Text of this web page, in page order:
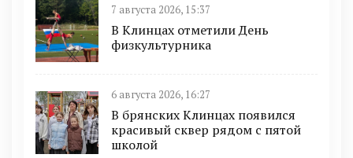
7 августа 2026, 15:37
В Клинцах отметили День
физкультурника
6 августа 2026, 16:27
В брянских Клинцах появился
красивый сквер рядом с пятой
школой